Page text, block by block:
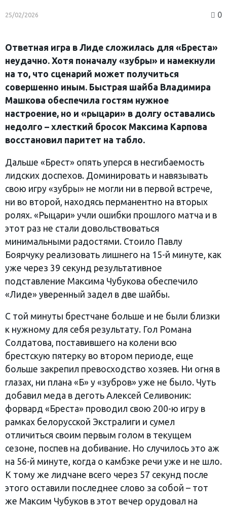
25/02/2026 0
Ответная игра в Лиде сложилась для «Бреста»
неудачно. Хотя поначалу «зубры» и намекнули
на то, что сценарий может получиться
совершенно иным. Быстрая шайба Владимира
Машкова обеспечила гостям нужное
настроение, но и «рыцари» в долгу оставались
недолго – хлесткий бросок Максима Карпова
восстановил паритет на табло.
Дальше «Брест» опять уперся в несгибаемость
лидских доспехов. Доминировать и навязывать
свою игру «зубры» не могли ни в первой встрече,
ни во второй, находясь перманентно на вторых
ролях. «Рыцари» учли ошибки прошлого матча и в
этот раз не стали довольствоваться
минимальными радостями. Стоило Павлу
Боярчуку реализовать лишнего на 15-й минуте, как
уже через 39 секунд результативное
подставление Максима Чубукова обеспечило
«Лиде» уверенный задел в две шайбы.
С той минуты брестчане больше и не были близки
к нужному для себя результату. Гол Романа
Солдатова, поставившего на колени всю
брестскую пятерку во втором периоде, еще
больше закрепил превосходство хозяев. Ни огня в
глазах, ни плана «Б» у «зубров» уже не было. Чуть
добавил меда в деготь Алексей Селивоник:
форвард «Бреста» проводил свою 200-ю игру в
рамках белорусской Экстралиги и сумел
отличиться своим первым голом в текущем
сезоне, поспев на добивание. Но случилось это аж
на 56-й минуте, когда о камбэке речи уже и не шло.
К тому же лидчане всего через 57 секунд после
этого оставили последнее слово за собой – тот
же Максим Чубуков в этот вечер орудовал на